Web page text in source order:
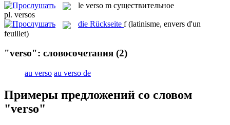
le verso m существительное
pl. versos
die Rückseite f (latinisme, envers d'un
feuillet)
"verso": словосочетания (2)
au verso au verso de
Примеры предложений со словом
"verso"